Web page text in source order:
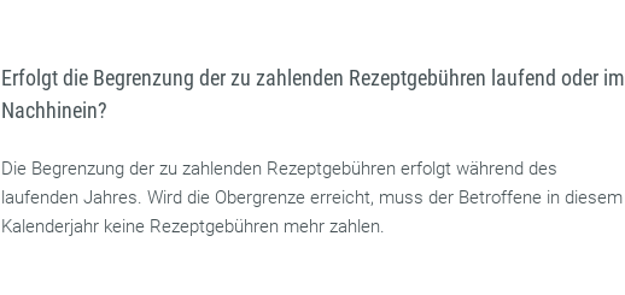
Erfolgt die Begrenzung der zu zahlenden Rezeptgebühren laufend oder im
Nachhinein?
Die Begrenzung der zu zahlenden Rezeptgebühren erfolgt während des
laufenden Jahres. Wird die Obergrenze erreicht, muss der Betroffene in diesem
Kalenderjahr keine Rezeptgebühren mehr zahlen.